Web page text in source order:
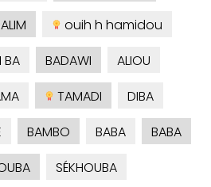
ouih h hamidou
BA BADAWI
ALIOU
TAMADI
DIBA
BAMBO BABA
BABA
SÉKHOUBA